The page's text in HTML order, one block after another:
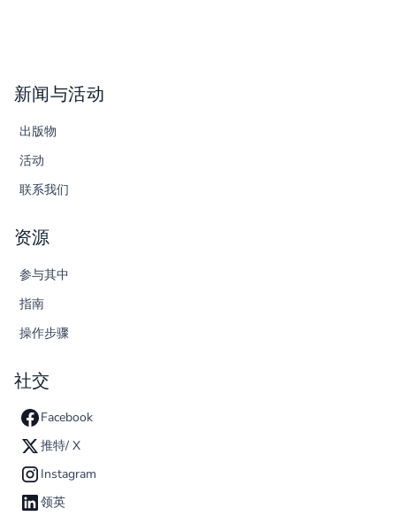
新闻与活动
出版物
活动
联系我们
资源
参与其中
指南
操作步骤
社交
Facebook
推特/ X
Instagram
领英